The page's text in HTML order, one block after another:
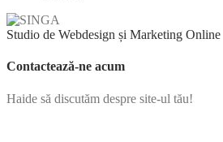
Studio de Webdesign și Marketing Online
Contactează-ne acum
Haide să discutăm despre site-ul tău!